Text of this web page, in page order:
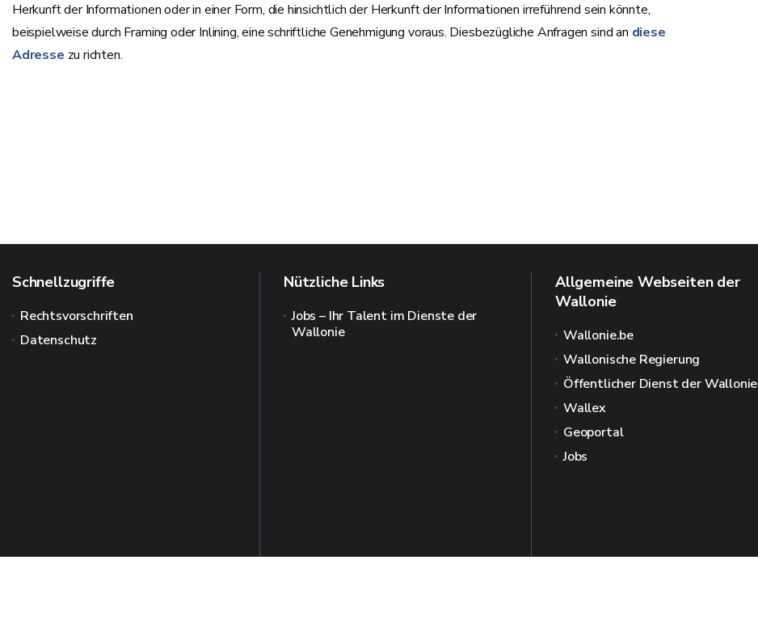
Herkunft der Informationen oder in einer Form, die hinsichtlich der Herkunft der Informationen irreführend sein könnte,
beispielweise durch Framing oder Inlining, eine schriftliche Genehmigung voraus. Diesbezügliche Anfragen sind an diese
Adresse zu richten.
Schnellzugriffe
Rechtsvorschriften
Datenschutz
Nützliche Links
Jobs – Ihr Talent im Dienste der
Wallonie
Allgemeine Webseiten der
Wallonie
Wallonie.be
Wallonische Regierung
Öffentlicher Dienst der Wallonie
Wallex
Geoportal
Jobs